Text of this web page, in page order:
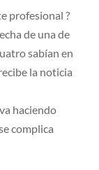
profesional ?
de una de
sabían en
la noticia
haciendo
complica